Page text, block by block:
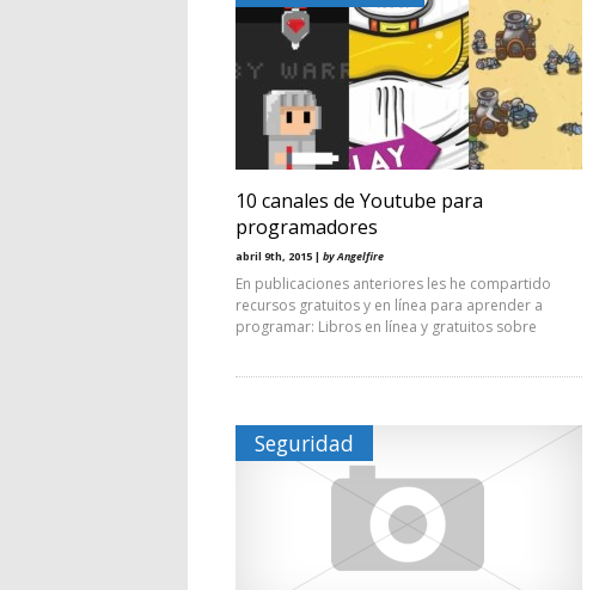
10 canales de Youtube para
programadores
abril 9th, 2015 | by Angelfire
En publicaciones anteriores les he compartido
recursos gratuitos y en línea para aprender a
programar: Libros en línea y gratuitos sobre
Seguridad